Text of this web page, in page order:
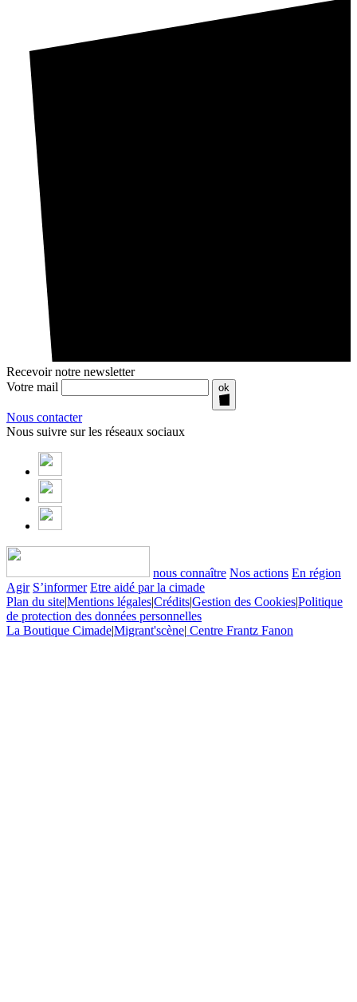
Recevoir notre newsletter
Votre mail
ok
Nous contacter
Nous suivre sur les réseaux sociaux
nous connaître Nos actions En région
Agir S’informer Etre aidé par la cimade
Plan du site|Mentions légales|Crédits|Gestion des Cookies|Politique
de protection des données personnelles
La Boutique Cimade|Migrant'scène| Centre Frantz Fanon